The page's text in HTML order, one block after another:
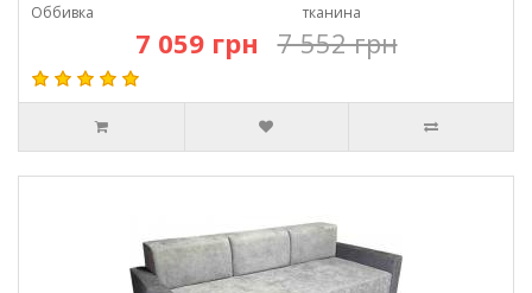
Оббивка
тканина
7 059 грн 7 552 грн